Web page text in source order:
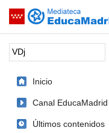
Saltar navegación
Palabra o frase:
Inicio
Canal EducaMadrid
Últimos contenidos